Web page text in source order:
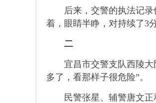
后来，交警的执法记录仪
着，眼睛半睁，对持续了3
二
宜昌市交警支队西陵大队
多了，看那样子很危险”。
民警张星、辅警唐文正和